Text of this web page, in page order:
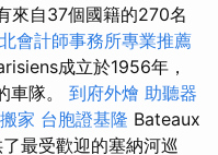
來自37個國籍的270名
會計師事務所專業推薦
成立於1956年，
車隊。 到府外燴 助聽器
家 台胞證基隆 Bateaux
最受歡迎的塞納河巡